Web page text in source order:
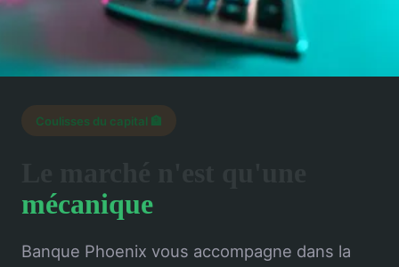
Coulisses du capital 🏦
mécanique
Banque Phoenix vous accompagne dans la